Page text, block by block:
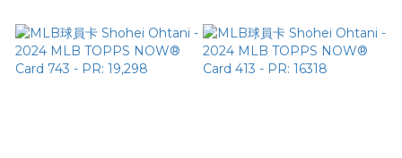
PR: 32011
68,290